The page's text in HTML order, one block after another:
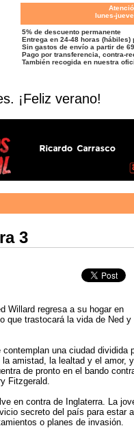
lunes-
5% de descuento permanente
Entrega en 24-48 horas (hábiles)
Sin gastos de envío a partir de
Pago por transferencia, contra-
También recogida en nuestra
¡Feliz verano!
3
Willard regresa a su hogar en
que trastocará la vida de Ned y
una ciudad dividida
amistad, la lealtad y el amor, y
de pronto en el bando
Fitzgerald.
en contra de Inglaterra. La
secreto del país para estar
o planes de invasión.